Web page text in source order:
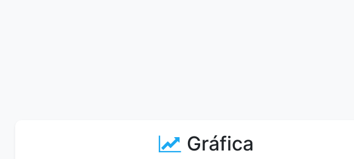
Gráfica